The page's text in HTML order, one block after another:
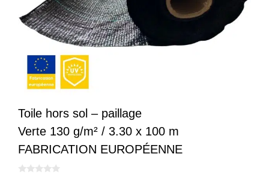
Toile hors sol – paillage
Verte 130 g/m² / 3.30 x 100 m
FABRICATION EUROPÉENNE